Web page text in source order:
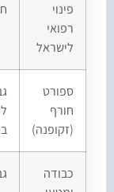
לישראל
(זקופנה)
לנוסעים
בחורף